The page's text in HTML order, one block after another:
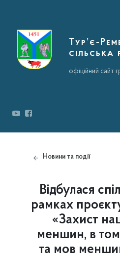
Тур’є-
сільська
офіційний сайт
Новини та події
Відбулася
рамках
«Захист
меншин, в
та мов